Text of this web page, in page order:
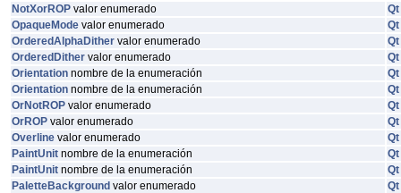
NotXorROP valor enumerado
Qt
OpaqueMode valor enumerado
Qt
OrderedAlphaDither valor enumerado
Qt
OrderedDither valor enumerado
Qt
Orientation nombre de la enumeración
Qt
Orientation nombre de la enumeración
Qt
OrNotROP valor enumerado
Qt
OrROP valor enumerado
Qt
Overline valor enumerado
Qt
PaintUnit nombre de la enumeración
Qt
PaintUnit nombre de la enumeración
Qt
PaletteBackground valor enumerado
Qt